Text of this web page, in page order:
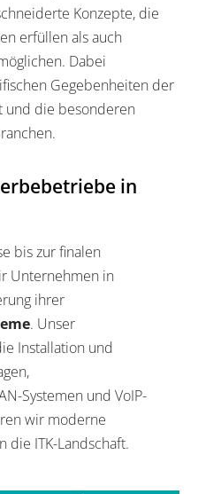
Konzepte, die
erfüllen als auch
Dabei
Gegebenheiten der
und die besonderen
in
bis zur finalen
Unternehmen in
ihrer
. Unser
Installation und
Systemen und VoIP-
wir moderne
die ITK-Landschaft.